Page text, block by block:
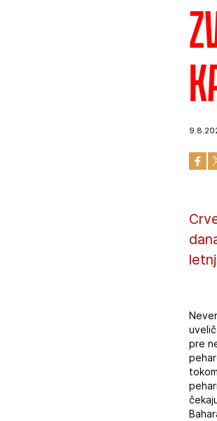
pre